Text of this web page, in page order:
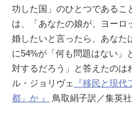
功した国」のひとつであるこ
は、「あなたの娘が、ヨーロ
婚したいと言ったら、あなた
に54%が「何も問題はない」
対するだろう」と答えたのは
ル・ジョリヴェ
『移民と現
都」か 』
鳥取絹子訳／集英社